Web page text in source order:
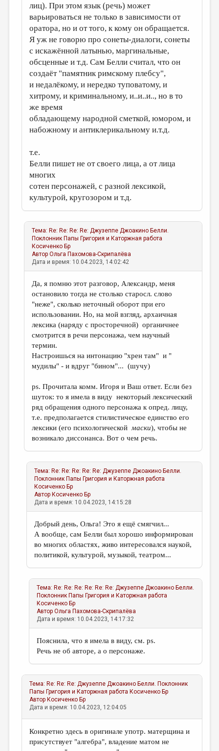
лиц). При этом язык (речь) может
варьироваться не только в зависимости от
оратора, но и от того, к кому он обращается.
Я уж не говорю про сонеты-диалоги, сонеты
с искажённой латынью, маргинальные,
обсценные и т.д. Сам Белли считал, что он
создаёт "памятник римскому плебсу",
и недалёкому, и нередко туповатому, и
хитрому, и криминальному, и..и..и.., но в то
же время
обладающему народной сметкой, юмором, и
набожному и антиклерикальному и.т.д.
т.е.
Белли пишет не от своего лица, а от лица
многих
сотен персонажей, с разной лексикой,
культурой, кругозором и т.д.
Тема: Re: Re: Re: Re: Джузеппе Джоакино Белли.
Поклонник Папы Григория и Каторжная работа
Косиченко Бр
АвторОльга Пахомова-Скрипалёва
Дата и время: 10.04.2023, 14:02:42
Да, я помню этот разговор, Александр, меня
остановило тогда не столько старосл. слово
"неже", сколько неточный оборот при его
использовании. Но, на мой взгляд, архаичная
лексика (наряду с просторечной) органичнее
смотрится в речи персонажа, чем научный
термин.
Настроишься на интонацию "хрен там" и "
мудилы" - и вдруг "бином"... (шучу)
ps. Прочитала комм. Игоря и Ваш ответ. Если без
шуток: то я имела в виду некоторый лексический
ряд обращения одного персонажа к опред. лицу,
т.е. предполагается стилистическое единство его
лексики (его психологическоймаски), чтобы не
возникало диссонанса. Вот о чем речь.
Тема: Re: Re: Re: Re: Re: Джузеппе Джоакино Белли.
Поклонник Папы Григория и Каторжная работа
Косиченко Бр
Автор Косиченко Бр
Дата и время: 10.04.2023, 14:15:28
Добрый день, Ольга! Это я ещё смягчил...
А вообще, сам Белли был хорошо информирован
во многих областях, живо интересовался наукой,
политикой, культурой, музыкой, театром...
Тема: Re: Re: Re: Re: Re: Re: Джузеппе Джоакино Белли.
Поклонник Папы Григория и Каторжная работа
Косиченко Бр
АвторОльга Пахомова-Скрипалёва
Дата и время: 10.04.2023, 14:17:32
Пояснила, что я имела в виду, см. ps.
Речь не об авторе, а о персонаже.
Тема: Re: Re: Re: Джузеппе Джоакино Белли. Поклонник
Папы Григория и Каторжная работа Косиченко Бр
Автор Косиченко Бр
Дата и время: 10.04.2023, 12:04:05
Конкретно здесь в оригинале употр. матерщина и
присутствует "алгебра", владение матом не